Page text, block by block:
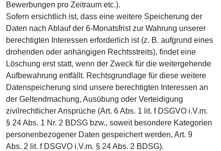
Bewerbungen pro Zeitraum etc.).
Sofern ersichtlich ist, dass eine weitere Speicherung der
Daten nach Ablauf der 6-Monatsfrist zur Wahrung unserer
berechtigten Interessen erforderlich ist (z. B. aufgrund eines
drohenden oder anhängigen Rechtsstreits), findet eine
Löschung erst statt, wenn der Zweck für die weitergehende
Aufbewahrung entfällt. Rechtsgrundlage für diese weitere
Datenspeicherung sind unsere berechtigten Interessen an
der Geltendmachung, Ausübung oder Verteidigung
zivilrechtlicher Ansprüche (Art. 6 Abs. 1 lit. f DSGVO i.V.m.
§ 24 Abs. 1 Nr. 2 BDSG bzw., soweit besondere Kategorien
personenbezogener Daten gespeichert werden, Art. 9
Abs. 2 lit. f DSGVO i.V.m. § 24 Abs. 2 BDSG).